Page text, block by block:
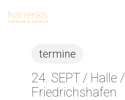
to
termine
24. SEPT / Halle /
Friedrichshafen